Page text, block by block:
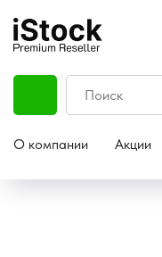
О компании Акции